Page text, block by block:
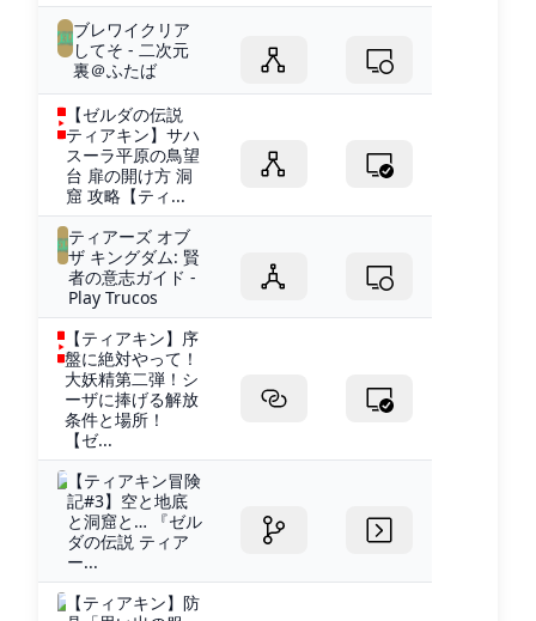
ブレワイクリア
してそ - 二次元
裏＠ふたば
【ゼルダの伝説
ティアキン】サハ
スーラ平原の鳥望
台 扉の開け方 洞
窟 攻略【ティ...
ティアーズ オブ
ザ キングダム: 賢
者の意志ガイド -
Play Trucos
【ティアキン】序
盤に絶対やって！
大妖精第二弾！シ
ーザに捧げる解放
条件と場所！
【ゼ...
【ティアキン冒険
記#3】空と地底
と洞窟と… 『ゼル
ダの伝説 ティア
ー...
【ティアキン】防